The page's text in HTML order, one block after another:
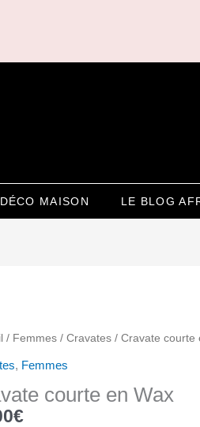
DÉCO MAISON LE BLOG
/ Femmes / Cravates / Cravate courte
, Femmes
courte en Wax
€